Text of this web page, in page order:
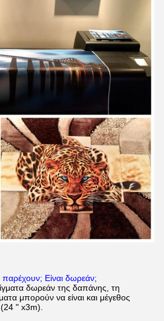
Είναι δωρεάν;
δωρεάν της δαπάνης, τη
μπορούν να είναι και μέγεθος
" x3m).